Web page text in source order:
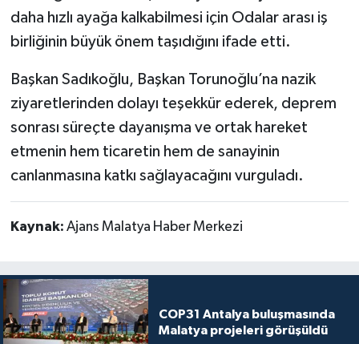
daha hızlı ayağa kalkabilmesi için Odalar arası iş
birliğinin büyük önem taşıdığını ifade etti.
Başkan Sadıkoğlu, Başkan Torunoğlu’na nazik
ziyaretlerinden dolayı teşekkür ederek, deprem
sonrası süreçte dayanışma ve ortak hareket
etmenin hem ticaretin hem de sanayinin
canlanmasına katkı sağlayacağını vurguladı.
Kaynak: Ajans Malatya Haber Merkezi
COP31 Antalya buluşmasında
Malatya projeleri görüşüldü